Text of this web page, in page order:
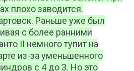
плохо заводится.
Раньше уже был
с более ранними
II немного тупит на
из-за уменьшенного
с 4 до 3. Но это